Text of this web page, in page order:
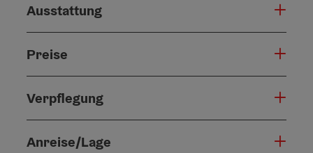
Ausstattung
Preise
Verpflegung
Anreise/Lage